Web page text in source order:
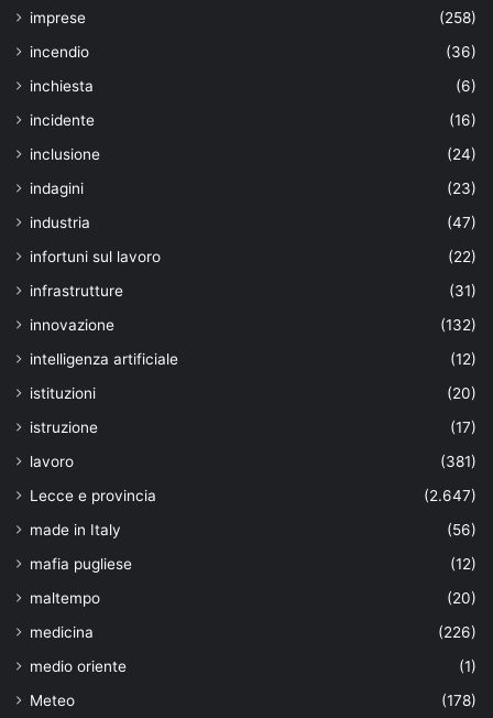
imprese
(258)
incendio
(36)
inchiesta
(6)
incidente
(16)
inclusione
(24)
indagini
(23)
industria
(47)
infortuni sul lavoro
(22)
infrastrutture
(31)
innovazione
(132)
intelligenza artificiale
(12)
istituzioni
(20)
istruzione
(17)
lavoro
(381)
Lecce e provincia
(2.647)
made in Italy
(56)
mafia pugliese
(12)
maltempo
(20)
medicina
(226)
medio oriente
(1)
Meteo
(178)